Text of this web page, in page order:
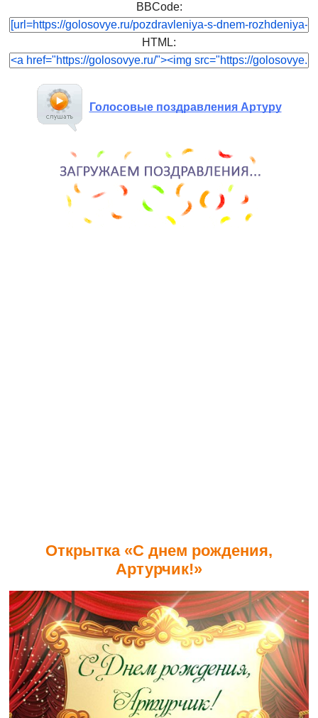
BBCode:
HTML:
Голосовые поздравления Артуру
Открытка «С днем рождения,
Артурчик!»